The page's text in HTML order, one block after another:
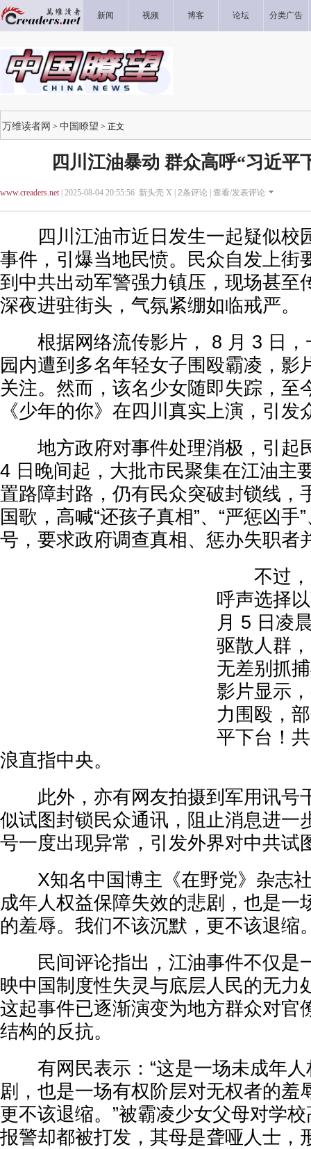
新闻 视频 博客 论坛 分类广告
万维读者网 > 中国瞭望 > 正文
四川江油暴动 群众高呼“习近平
www.creaders.net| 2025-08-04 20:55:56 新头壳 X | 2条评论 | 查看/发表评论
四川江油市近日发生一起疑似校
事件，引爆当地民愤。民众自发上街
到中共出动军警强力镇压，现场甚至
深夜进驻街头，气氛紧绷如临戒严。
根据网络流传影片， 8 月 3 日，
园内遭到多名年轻女子围殴霸凌，影
关注。然而，该名少女随即失踪，至
《少年的你》在四川真实上演，引发
地方政府对事件处理消极，引起
4 日晚间起，大批市民聚集在江油主
置路障封路，仍有民众突破封锁线，
国歌，高喊“还孩子真相”、“严惩凶手
号，要求政府调查真相、惩办失职者
不过，
呼声选择
月 5 日凌
驱散人群
无差别抓
影片显示
力围殴，
平下台！
浪直指中央。
此外，亦有网友拍摄到军用讯号
似试图封锁民众通讯，阻止消息进一
号一度出现异常，引发外界对中共试
X知名中国博主《在野党》杂志社
成年人权益保障失效的悲剧，也是一
的羞辱。我们不该沉默，更不该退缩
民间评论指出，江油事件不仅是
映中国制度性失灵与底层人民的无力
这起事件已逐渐演变为地方群众对官
结构的反抗。
有网民表示：“这是一场未成年人
剧，也是一场有权阶层对无权者的羞
更不该退缩。”被霸凌少女父母对学
报警却都被打发，其母是聋哑人士，